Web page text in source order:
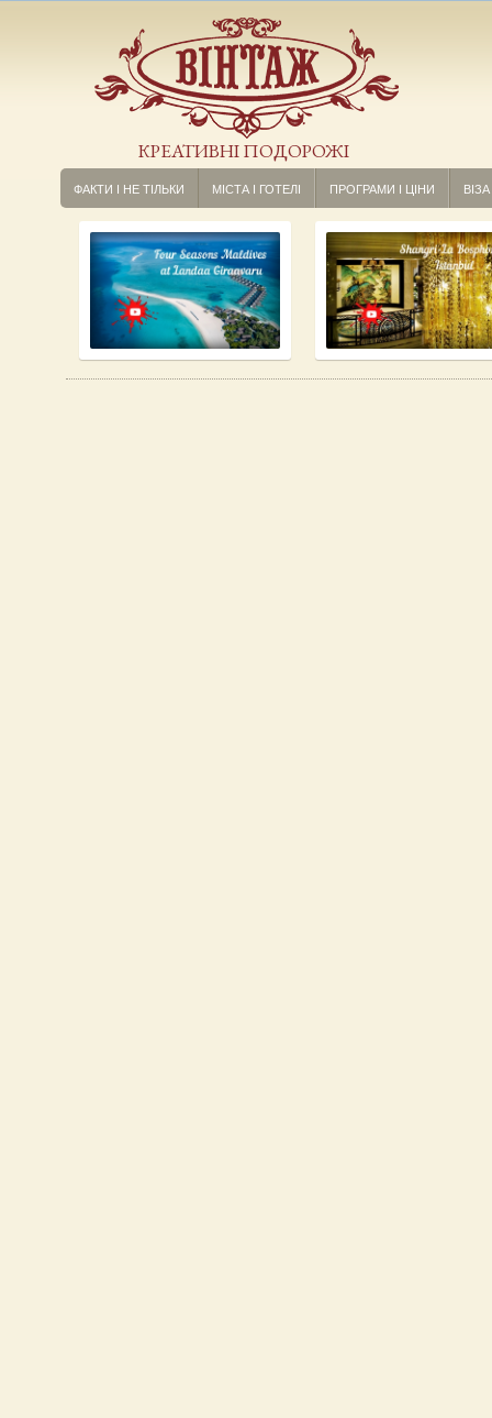
КРЕАТИВНІ ПОДОРОЖІ
ФАКТИ І НЕ ТІЛЬКИ МІСТА І ГОТЕЛІ ПРОГРАМИ І ЦІНИ ВІЗА